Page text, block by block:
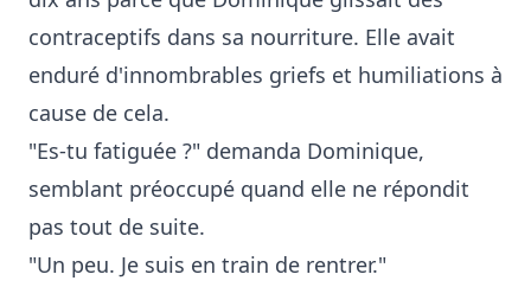
contraceptifs dans sa nourriture. Elle avait
enduré d'innombrables griefs et humiliations à
cause de cela.
"Es-tu fatiguée ?" demanda Dominique,
semblant préoccupé quand elle ne répondit
pas tout de suite.
"Un peu. Je suis en train de rentrer."